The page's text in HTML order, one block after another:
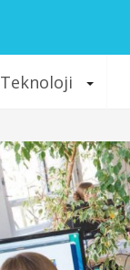
Teknoloji